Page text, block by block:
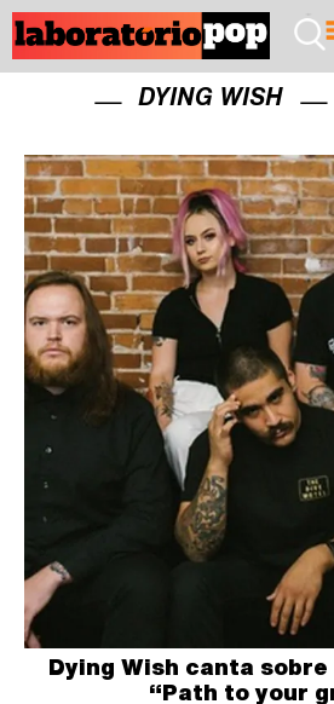
DYING WISH
Dying Wish canta
“Path to your